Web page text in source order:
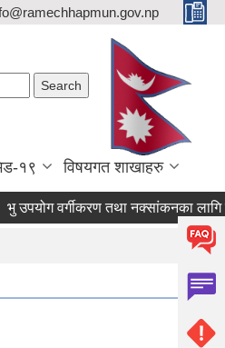
१९ विषयगत शाखाहरु
वर्गीकरण तथा नक्सांकनका लागि